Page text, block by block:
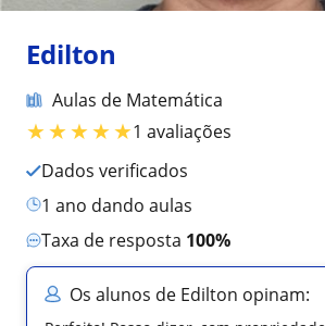
Edilton
Aulas de Matemática
★★★★★1 avaliações
Dados verificados
1 ano dando aulas
Taxa de resposta 100%
Os alunos de Edilton opinam: